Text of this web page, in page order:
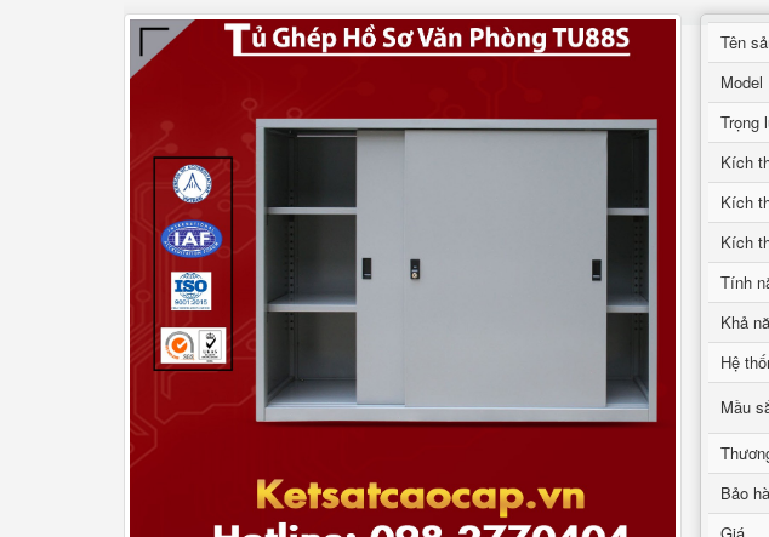
Tên
Model
Trọng
Kích
Kích
Kích
Tính
Khả
Hệ
Mầu
Bảo